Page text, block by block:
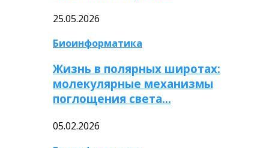
25.05.2026
Биоинформатика
Жизнь в полярных широтах:
молекулярные механизмы
поглощения света…
05.02.2026